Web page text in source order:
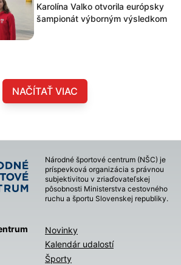
Karolína Valko otvorila európsky
šampionát výborným výsledkom
NAČÍTAŤ VIAC
Národné športové centrum (NŠC) je
príspevková organizácia s právnou
subjektivitou v zriaďovateľskej
pôsobnosti Ministerstva cestovného
ruchu a športu Slovenskej republiky.
Novinky
Kalendár udalostí
Športy